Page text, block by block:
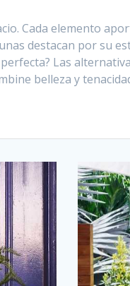
Cada elemento
destacan por su
Las
belleza y